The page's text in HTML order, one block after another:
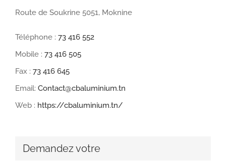
Route de Soukrine 5051, Moknine
Téléphone : 73 416 552
Mobile : 73 416 505
Fax : 73 416 645
Email: Contact@cbaluminium.tn
Web : https://cbaluminium.tn/
Demandez votre